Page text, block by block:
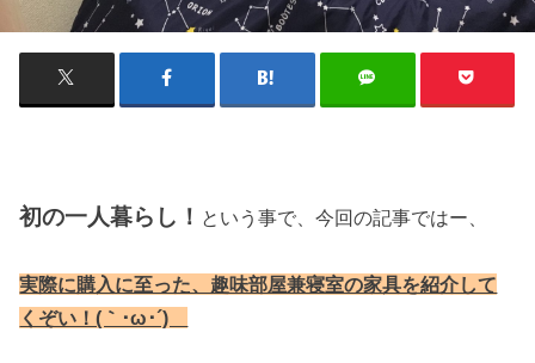
初の一人暮らし！ という事で、今回の記事ではー、
実際に購入に至った、趣味部屋兼寝室の家具を紹介して
くぞい！(｀･ω･´)ゞ